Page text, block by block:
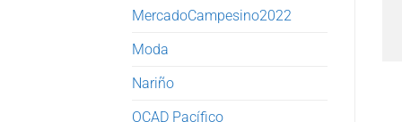
MercadoCampesino2022
Moda
Nariño
OCAD Pacífico